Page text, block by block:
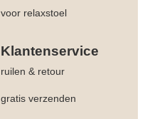
voor relaxstoel
Klantenservice
ruilen & retour
gratis verzenden